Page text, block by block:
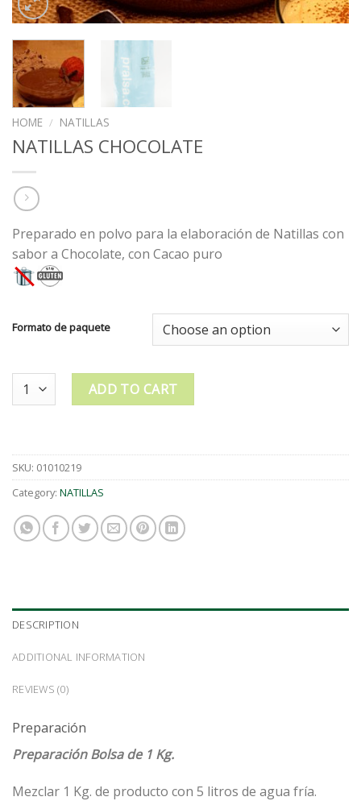
HOME / NATILLAS
NATILLAS CHOCOLATE
Preparado en polvo para la elaboración de Natillas con
sabor a Chocolate, con Cacao puro
Formato de paquete
Quantity ADD TO CART
SKU: 01010219
Category: NATILLAS
DESCRIPTION
ADDITIONAL INFORMATION
REVIEWS (0)
Preparación
Preparación Bolsa de 1 Kg.
Mezclar 1 Kg. de producto con 5 litros de agua fría.